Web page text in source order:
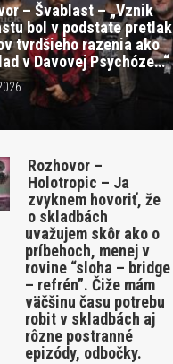
– Švablast – „Vznik
bol v podstate pretlak
tvrdšieho razenia ako
v Davovej Psychóze…“
Rozhovor –
Holotropic – Ja
zvyknem hovoriť, že
o skladbách
uvažujem skôr ako o
príbehoch, menej v
rovine “sloha – bridge
– refrén”. Čiže mám
väčšinu času potrebu
robit v skladbách aj
rôzne postranné
epizódy, odbočky.